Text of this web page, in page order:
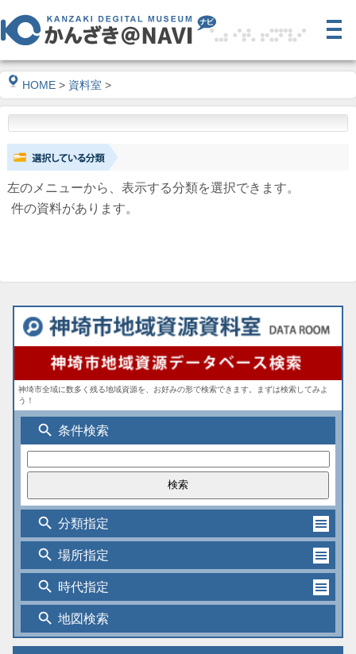
HOME > 資料室 >
左のメニューから、表示する分類を選択できます。
件の資料があります。
神埼市全域に数多く残る地域資源を、お好みの形で検索できます。まずは検索してみよ
う！
search 条件検索
search 分類指定
search 場所指定
search 時代指定
search 地図検索